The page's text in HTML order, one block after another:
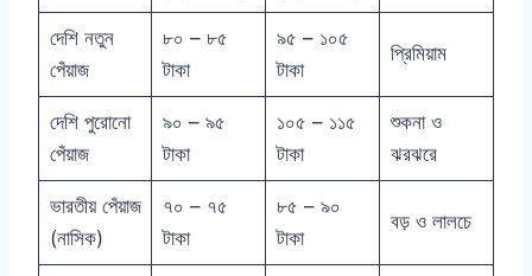
দেশি নতুন
পেঁয়াজ
৮০ – ৮৫
টাকা
৯৫ – ১০৫
টাকা
প্রিমিয়াম
দেশি পুরোনো
পেঁয়াজ
৯০ – ৯৫
টাকা
১০৫ – ১১৫
টাকা
শুকনা ও
ঝরঝরে
ভারতীয় পেঁয়াজ
(নাসিক)
৭০ – ৭৫
টাকা
৮৫ – ৯০
টাকা
বড় ও লালচে